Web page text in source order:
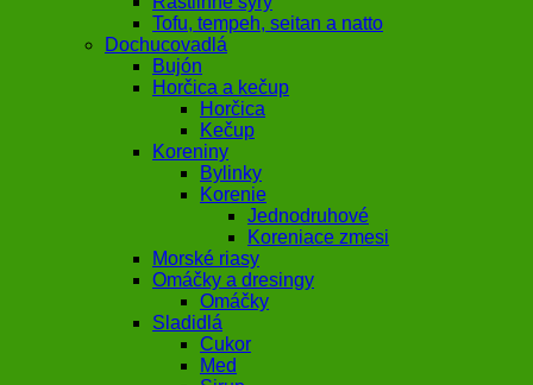
Tofu, tempeh, seitan a natto
Dochucovadlá
Bujón
Horčica a kečup
Horčica
Kečup
Koreniny
Bylinky
Korenie
Jednodruhové
Koreniace zmesi
Morské riasy
Omáčky a dresingy
Omáčky
Sladidlá
Cukor
Med